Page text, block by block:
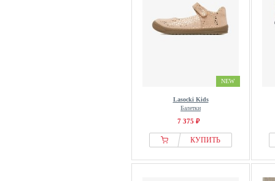
NEW
Lasocki Kids
Балетки
7 375 ₽
КУПИТЬ